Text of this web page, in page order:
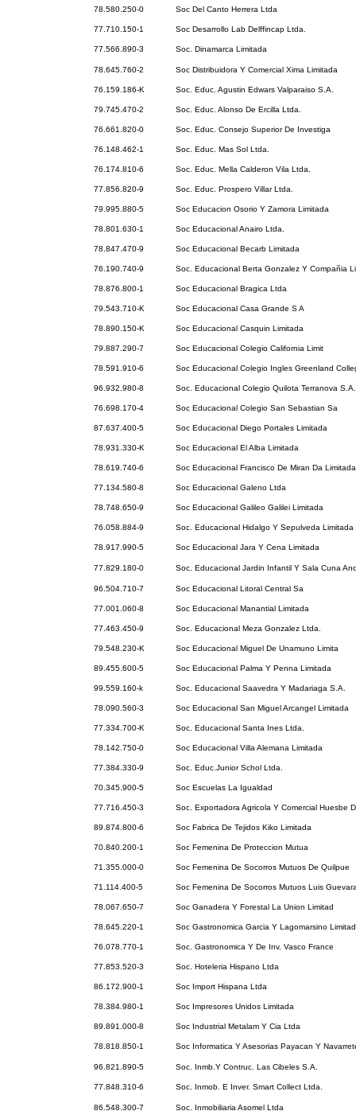
78.580.250-0 Soc Del Canto Herrera Ltda
77.710.150-1 Soc Desarrollo Lab Delffincap Ltda.
77.566.890-3 Soc. Dinamarca Limitada
78.645.760-2 Soc Distribuidora Y Comercial Xima Limitada
76.159.186-K Soc. Educ. Agustin Edwars Valparaiso S.A.
79.745.470-2 Soc. Educ. Alonso De Ercilla Ltda.
76.661.820-0 Soc. Educ. Consejo Superior De Investiga
76.148.462-1 Soc. Educ. Mas Sol Ltda.
76.174.810-6 Soc. Educ. Mella Calderon Vila Ltda.
77.856.820-9 Soc. Educ. Prospero Villar Ltda.
79.995.880-5 Soc Educacion Osorio Y Zamora Limitada
78.801.630-1 Soc Educacional Anairo Ltda.
78.847.470-9 Soc Educacional Becarb Limitada
76.190.740-9 Soc. Educacional Berta Gonzalez Y Compañia
78.876.800-1 Soc Educacional Bragica Ltda
79.543.710-K Soc Educacional Casa Grande S A
78.890.150-K Soc Educacional Casquin Limitada
79.887.290-7 Soc Educacional Colegio California Limit
78.591.910-6 Soc Educacional Colegio Ingles Greenland
96.932.980-8 Soc. Educacional Colegio Quilota Terranova S.A.
76.698.170-4 Soc Educacional Colegio San Sebastian Sa
87.637.400-5 Soc Educacional Diego Portales Limitada
78.931.330-K Soc Educacional El Alba Limitada
78.619.740-6 Soc Educacional Francisco De Miran Da Limitada
77.134.580-8 Soc Educacional Galeno Ltda
78.748.650-9 Soc Educacional Galileo Galilei Limitada
76.058.884-9 Soc. Educacional Hidalgo Y Sepulveda Limitada
78.917.990-5 Soc Educacional Jara Y Cena Limitada
77.829.180-0 Soc. Educacional Jardin Infantil Y Sala Cuna
96.504.710-7 Soc Educacional Litoral Central Sa
77.001.060-8 Soc Educacional Manantial Limitada
77.463.450-9 Soc. Educacional Meza Gonzalez Ltda.
79.548.230-K Soc Educacional Miguel De Unamuno Limita
89.455.600-5 Soc Educacional Palma Y Penna Limitada
99.559.160-k Soc. Educacional Saavedra Y Madariaga S.A.
78.090.560-3 Soc Educacional San Miguel Arcangel Limitada
77.334.700-K Soc. Educacional Santa Ines Ltda.
78.142.750-0 Soc Educacional Villa Alemana Limitada
77.384.330-9 Soc. Educ.Junior Schol Ltda.
70.345.900-5 Soc Escuelas La Igualdad
77.716.450-3 Soc. Exportadora Agricola Y Comercial Huesbe
89.874.800-6 Soc Fabrica De Tejidos Kiko Limitada
70.840.200-1 Soc Femenina De Proteccion Mutua
71.355.000-0 Soc Femenina De Socorros Mutuos De Quilpue
71.114.400-5 Soc Femenina De Socorros Mutuos Luis
78.067.650-7 Soc Ganadera Y Forestal La Union Limitad
78.645.220-1 Soc Gastronomica Garcia Y Lagomarsino
76.078.770-1 Soc. Gastronomica Y De Inv. Vasco France
77.853.520-3 Soc. Hoteleria Hispano Ltda
86.172.900-1 Soc Import Hispana Ltda
78.384.980-1 Soc Impresores Unidos Limitada
89.891.000-8 Soc Industrial Metalam Y Cia Ltda
78.818.850-1 Soc Informatica Y Asesorias Payacan Y
96.821.890-5 Soc. Inmb.Y Contruc. Las Cibeles S.A.
77.848.310-6 Soc. Inmob. E Inver. Smart Collect Ltda.
86.548.300-7 Soc. Inmobiliaria Asomel Ltda